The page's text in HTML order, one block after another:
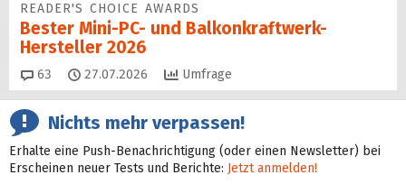
READER'S CHOICE AWARDS
Bester Mini-PC- und Balkonkraftwerk-
Hersteller 2026
63 Kommentare
27.07.2026 Umfrage
Nichts mehr verpassen!
Erhalte eine Push-Benachrichtigung (oder einen Newsletter) bei
Erscheinen neuer Tests und Berichte: Jetzt anmelden!